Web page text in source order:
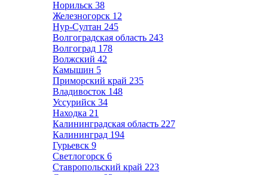
Норильск 38
Железногорск 12
Нур-Султан 245
Волгоградская область 243
Волгоград 178
Волжский 42
Камышин 5
Приморский край 235
Владивосток 148
Уссурийск 34
Находка 21
Калининградская область 227
Калининград 194
Гурьевск 9
Светлогорск 6
Ставропольский край 223